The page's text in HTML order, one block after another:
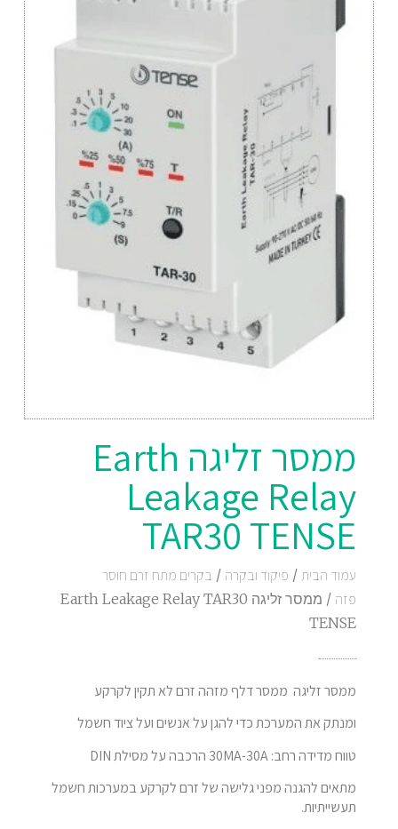
ממסר זליגה Earth
Leakage Relay
TAR30 TENSE
עמוד הבית / פיקוד ובקרה / בקרים מתח זרם חוסר
פזה
/ ממסר זליגה Earth Leakage Relay TAR30
TENSE
ממסר זליגה ממסר דלף מזהה זרם לא תקין לקרקע
ומנתק את המערכת כדי להגן על אנשים ועל ציוד חשמל
טווח מדידה רחב: 30MA-30A הרכבה על מסילת DIN
מתאים להגנה מפני גלישה של זרם לקרקע במערכות חשמל
תעשייתיות.